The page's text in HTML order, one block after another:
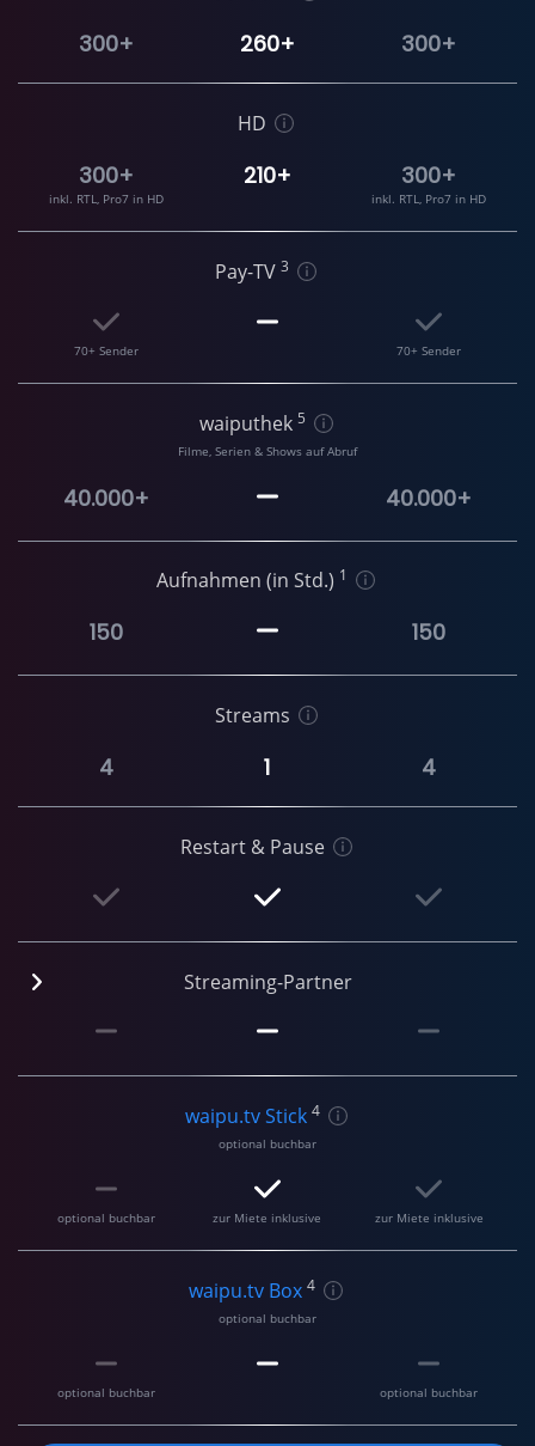
300+ 260+ 300+
HD
300+
inkl. RTL, Pro7 in HD
210+ 300+
inkl. RTL, Pro7 in HD
Pay-TV 3
70+ Sender 70+ Sender
waiputhek 5
Filme, Serien & Shows auf Abruf
40.000+ 40.000+
Aufnahmen (in Std.) 1
150 150
Streams
4 1 4
Restart & Pause
Streaming-Partner
waipu.tv Stick 4
optional buchbar
optional buchbar zur Miete inklusive zur Miete inklusive
waipu.tv Box 4
optional buchbar
optional buchbar optional buchbar